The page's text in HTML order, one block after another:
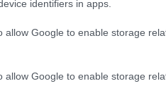
identifiers in apps.
allow Google to enable storage
allow Google to enable storage
hangulata – Jön a második